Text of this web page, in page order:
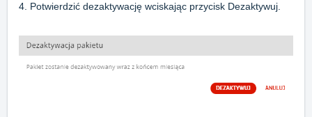
4. Potwierdzić dezaktywację wciskając przycisk Dezaktywuj.